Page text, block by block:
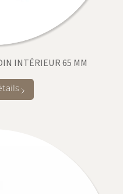
INTÉRIEUR 65 MM